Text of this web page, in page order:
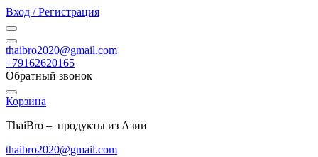
Вход / Регистрация
thaibro2020@gmail.com
+79162620165
Обратный звонок
Корзина
ThaiBro – продукты из Азии
thaibro2020@gmail.com